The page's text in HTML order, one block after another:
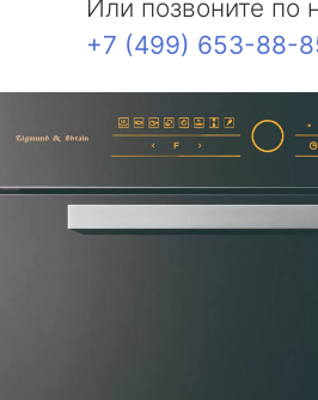
Или позвоните по
+7 (499) 653-88-